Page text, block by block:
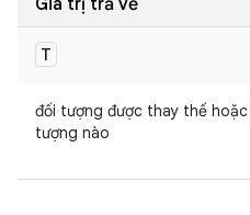
Giá trị trả về
T
đối tượng được thay thế hoặc
tượng nào